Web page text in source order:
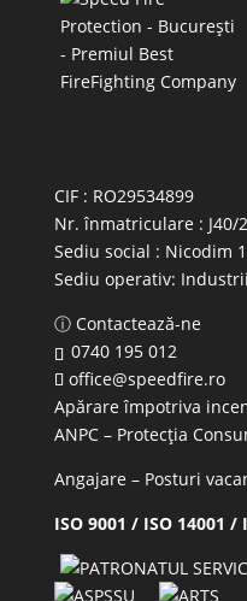
CIF : RO29534899
Nr. înmatriculare : J40/
Sediu social : Nicodim
Sediu operativ:
ⓘ Contactează-ne
0740 195 012
office@speedfire.ro
Apărare împotriva
ANPC– Protecția
Angajare – Posturi
ISO 9001 / ISO 14001 /